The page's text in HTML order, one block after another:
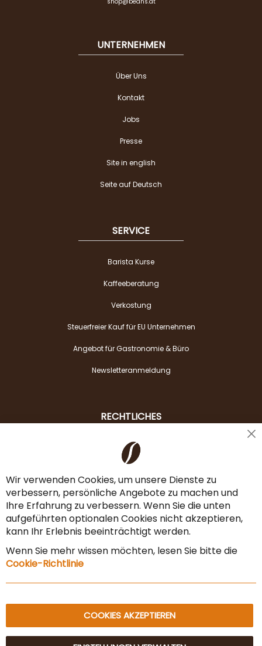
UNTERNEHMEN
Über Uns
Kontakt
Jobs
Presse
Site in english
Seite auf Deutsch
SERVICE
Barista Kurse
Kaffeeberatung
Verkostung
Steuerfreier Kauf für EU Unternehmen
Angebot für Gastronomie & Büro
Newsletteranmeldung
RECHTLICHES
Liefer- & Versandkosten
AGB & Widerrufsrecht
Vertrag widerrufen
Impressum
Datenschutz & Sicherheit
Wir verwenden Cookies, um unsere Dienste zu
verbessern, persönliche Angebote zu machen und
Ihre Erfahrung zu verbessern. Wenn Sie die unten
aufgeführten optionalen Cookies nicht akzeptieren,
kann Ihr Erlebnis beeinträchtigt werden.
Wenn Sie mehr wissen möchten, lesen Sie bitte die
Cookie-Richtlinie
COOKIES AKZEPTIEREN